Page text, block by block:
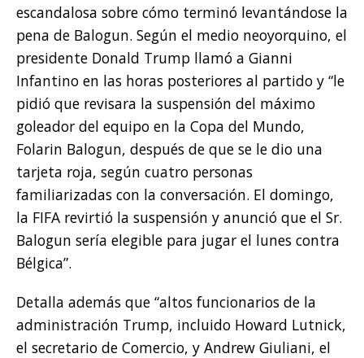
escandalosa sobre cómo terminó levantándose la
pena de Balogun. Según el medio neoyorquino, el
presidente Donald Trump llamó a Gianni
Infantino en las horas posteriores al partido y “le
pidió que revisara la suspensión del máximo
goleador del equipo en la Copa del Mundo,
Folarin Balogun, después de que se le dio una
tarjeta roja, según cuatro personas
familiarizadas con la conversación. El domingo,
la FIFA revirtió la suspensión y anunció que el Sr.
Balogun sería elegible para jugar el lunes contra
Bélgica”.
Detalla además que “altos funcionarios de la
administración Trump, incluido Howard Lutnick,
el secretario de Comercio, y Andrew Giuliani, el